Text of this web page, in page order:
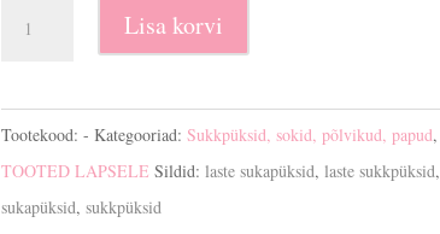
sukkpüksid
Lisa korvi
Tootekood:- Kategooriad:Sukkpüksid, sokid, põlvikud, papud,
TOOTED LAPSELE Sildid:laste sukapüksid,laste sukkpüksid,
sukapüksid,sukkpüksid